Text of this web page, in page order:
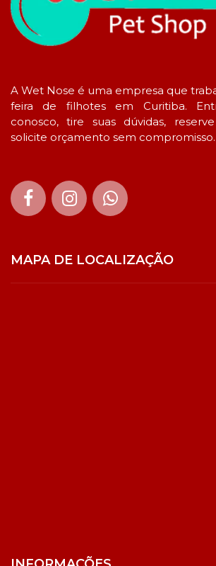
A Wet Nose é uma empresa que
feira de filhotes em Curitiba.
conosco, tire suas dúvidas,
solicite orçamento sem compromisso.
MAPA DE LOCALIZAÇÃO